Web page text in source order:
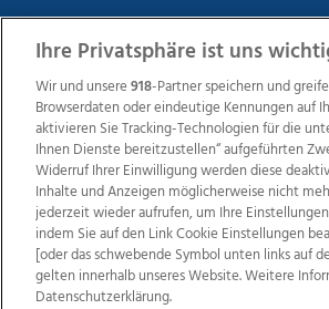
TV1 di-mog-i.at OÖNow
Copyrights © 2026 Tips Zeitungs GmbH & Co KG
Ihre Privatsphäre ist uns
Wir und unsere918-Partner speichern und
Browserdaten oder eindeutige Kennungen auf
aktivieren Sie Tracking-Technologien für die
Ihnen Dienste bereitzustellen“ aufgeführten
Widerruf Ihrer Einwilligung werden diese
Inhalte und Anzeigen möglicherweise nicht
jederzeit wieder aufrufen, um Ihre
indem Sie auf den Link Cookie Einstellungen
[oder das schwebende Symbol unten links auf
gelten innerhalb unseres Website. Weitere
Datenschutzerklärung.